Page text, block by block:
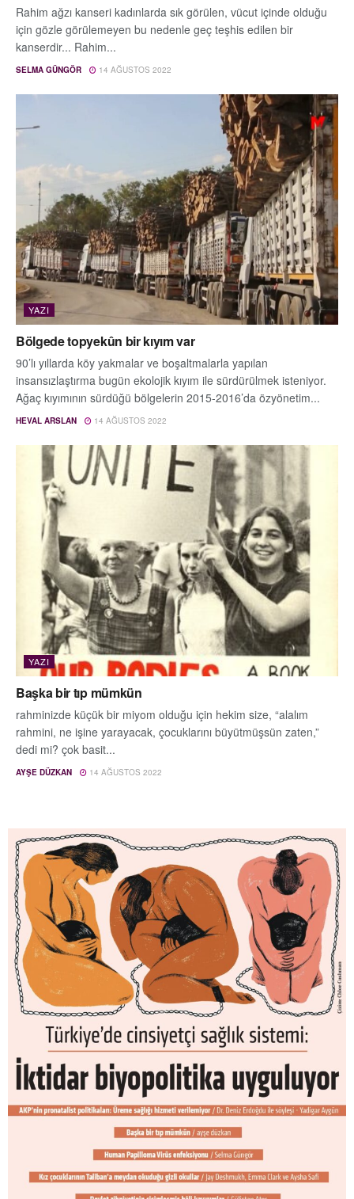
Rahim ağzı kanseri kadınlarda sık görülen, vücut içinde olduğu
için gözle görülemeyen bu nedenle geç teşhis edilen bir
kanserdir... Rahim...
SELMA GÜNGÖR 14 AĞUSTOS 2022
YAZI
Bölgede topyekûn bir kıyım var
90’lı yıllarda köy yakmalar ve boşaltmalarla yapılan
insansızlaştırma bugün ekolojik kıyım ile sürdürülmek isteniyor.
Ağaç kıyımının sürdüğü bölgelerin 2015-2016’da özyönetim...
HEVAL ARSLAN 14 AĞUSTOS 2022
YAZI
Başka bir tıp mümkün
rahminizde küçük bir miyom olduğu için hekim size, “alalım
rahmini, ne işine yarayacak, çocuklarını büyütmüşsün zaten,”
dedi mi? çok basit...
AYŞE DÜZKAN 14 AĞUSTOS 2022